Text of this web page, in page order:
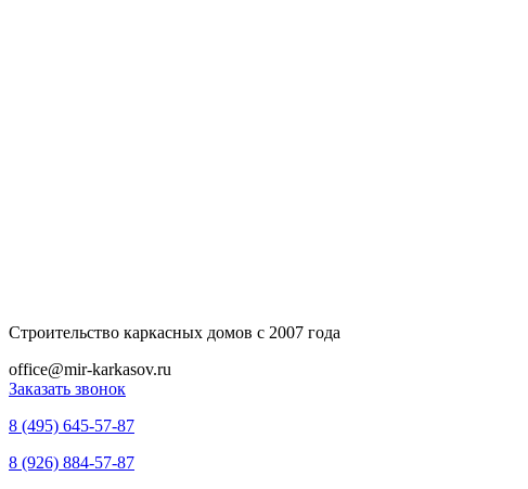
Строительство каркасных домов с 2007 года
office@mir-karkasov.ru
Заказать звонок
8 (495) 645-57-87
8 (926) 884-57-87